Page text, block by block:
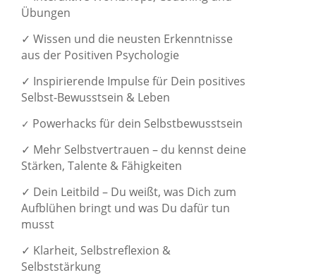
Übungen
✓ Wissen und die neusten Erkenntnisse
aus der Positiven Psychologie
✓ Inspirierende Impulse für Dein positives
Selbst-Bewusstsein & Leben
✓ Powerhacks für dein Selbstbewusstsein
✓ Mehr Selbstvertrauen – du kennst deine
Stärken, Talente & Fähigkeiten
✓ Dein Leitbild – Du weißt, was Dich zum
Aufblühen bringt und was Du dafür tun
musst
✓ Klarheit, Selbstreflexion &
Selbststärkung